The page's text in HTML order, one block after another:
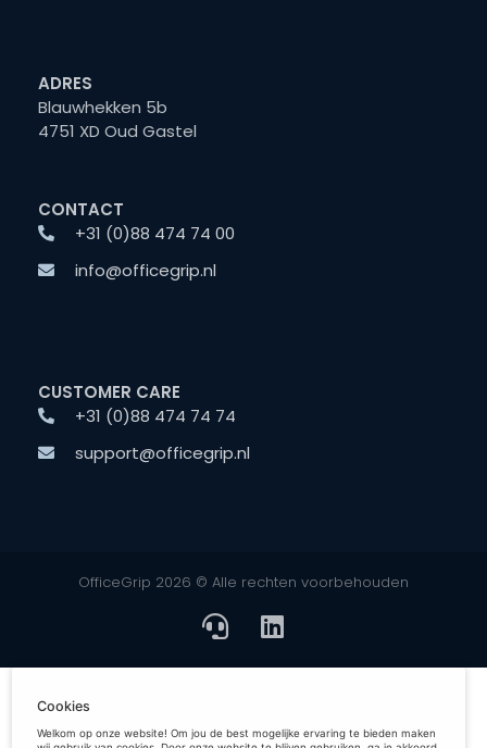
ADRES
Blauwhekken 5b
4751 XD Oud Gastel
CONTACT
+31 (0)88 474 74 00
info@officegrip.nl
CUSTOMER CARE
+31 (0)88 474 74 74
support@officegrip.nl
OfficeGrip 2026 © Alle rechten voorbehouden